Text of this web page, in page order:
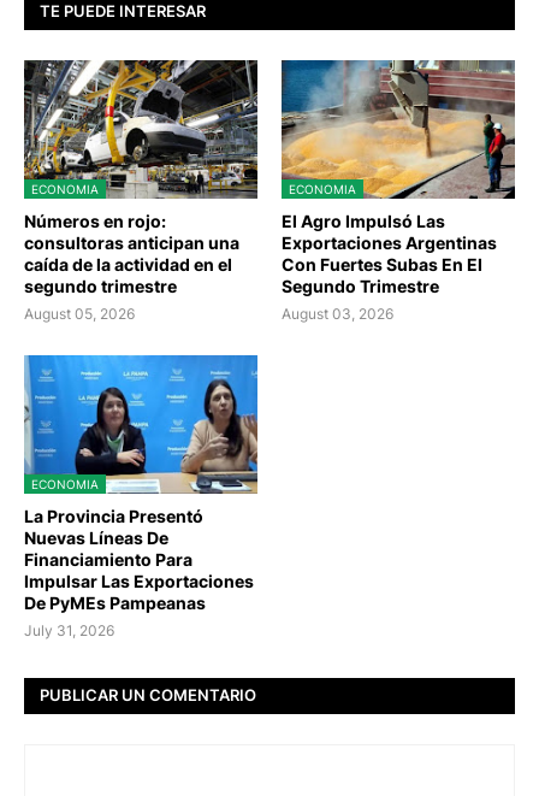
TE PUEDE INTERESAR
ECONOMIA
Números en rojo:
consultoras anticipan una
caída de la actividad en el
segundo trimestre
August 05, 2026
ECONOMIA
El Agro Impulsó Las
Exportaciones Argentinas
Con Fuertes Subas En El
Segundo Trimestre
August 03, 2026
ECONOMIA
La Provincia Presentó
Nuevas Líneas De
Financiamiento Para
Impulsar Las Exportaciones
De PyMEs Pampeanas
July 31, 2026
PUBLICAR UN COMENTARIO